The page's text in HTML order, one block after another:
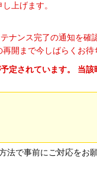
上げます。
ナンス完了の通知を
開まで今しばらくお待
されています。 当
で事前にご対応をお願